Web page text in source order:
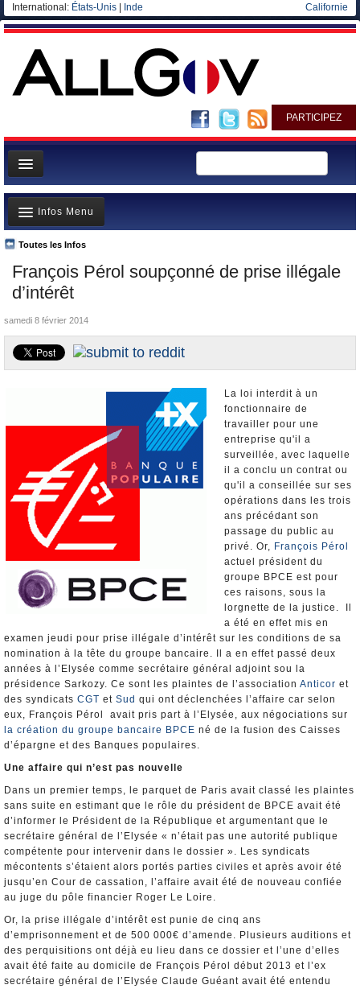
International: États-Unis Inde Californie
PARTICIPEZ
Page d'accueil
Infos
Gouvernement
Ministères/Directions
Blog
Elections européennes
François Pérol soupçonné de prise illégale
d’intérêt
Toutes les Infos
Infos Menu
A la Une
Polémiques
La France et le Monde
Nominations et Démissions
Elections européennes
samedi 8 février 2014
La loi interdit à un
fonctionnaire de
travailler pour une
entreprise qu'il a
surveillée, avec laquelle
il a conclu un contrat ou
qu'il a conseillée sur ses
opérations dans les trois
ans précédant son
passage du public au
privé. Or, François Pérol
actuel président du
groupe BPCE est pour
ces raisons, sous la
lorgnette de la justice. Il
a été en effet mis en
examen jeudi pour prise illégale d’intérêt sur les conditions de sa
nomination à la tête du groupe bancaire. Il a en effet passé deux
années à l’Elysée comme secrétaire général adjoint sou la
présidence Sarkozy. Ce sont les plaintes de l’association Anticor et
des syndicats CGT et Sud qui ont déclenchées l’affaire car selon
eux, François Pérol avait pris part à l’Elysée, aux négociations sur
la création du groupe bancaire BPCE né de la fusion des Caisses
d’épargne et des Banques populaires.
Une affaire qui n’est pas nouvelle
Dans un premier temps, le parquet de Paris avait classé les plaintes
sans suite en estimant que le rôle du président de BPCE avait été
d’informer le Président de la République et argumentant que le
secrétaire général de l’Elysée « n’était pas une autorité publique
compétente pour intervenir dans le dossier ». Les syndicats
mécontents s’étaient alors portés parties civiles et après avoir été
jusqu’en Cour de cassation, l’affaire avait été de nouveau confiée
au juge du pôle financier Roger Le Loire.
Or, la prise illégale d’intérêt est punie de cinq ans
d’emprisonnement et de 500 000€ d’amende. Plusieurs auditions et
des perquisitions ont déjà eu lieu dans ce dossier et l’une d’elles
avait été faite au domicile de François Pérol début 2013 et l’ex
secrétaire général de l’Elysée Claude Guéant avait été entendu